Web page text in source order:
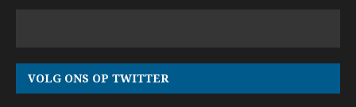
VOLG ONS OP TWITTER